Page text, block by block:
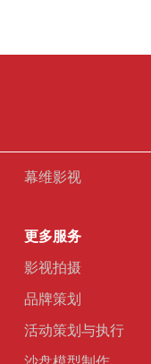
幕维影视
更多服务
影视拍摄
品牌策划
活动策划与执行